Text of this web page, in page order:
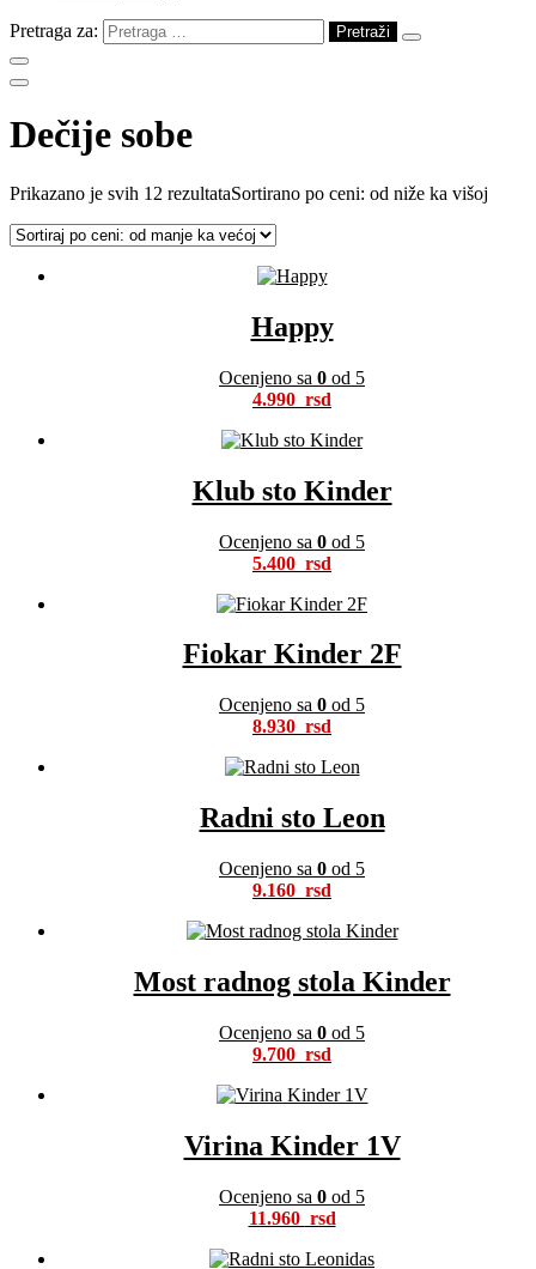
Pretraga za:
Dečije sobe
Prikazano je svih 12 rezultataSortirano po ceni: od niže ka višoj
Happy
Ocenjeno sa 0 od 5
4.990
Klub sto Kinder
Ocenjeno sa 0 od 5
5.400
Fiokar Kinder 2F
Ocenjeno sa 0 od 5
8.930
Radni sto Leon
Ocenjeno sa 0 od 5
9.160
Most radnog stola Kinder
Ocenjeno sa 0 od 5
9.700
Virina Kinder 1V
Ocenjeno sa 0 od 5
11.960